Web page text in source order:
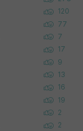
120
77
7
17
9
13
16
19
2
2